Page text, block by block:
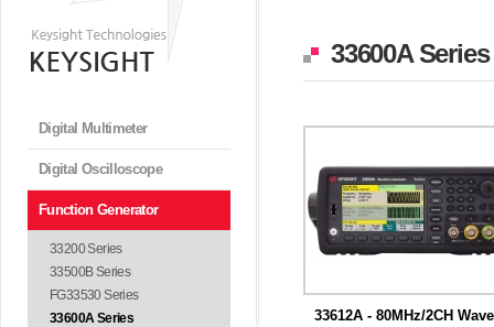
Digital Multimeter
Digital Oscilloscope
Function Generator
33200 Series
33500B Series
FG33530 Series
33600A Series
33600A Series
33612A - 80MHz/2CH